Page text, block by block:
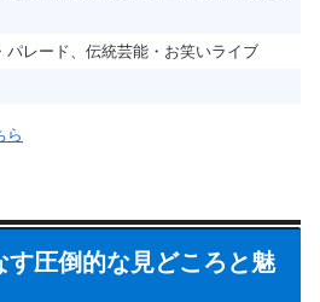
パレード、伝統芸能・お笑いライブ
ら
す圧倒的な見どころと魅